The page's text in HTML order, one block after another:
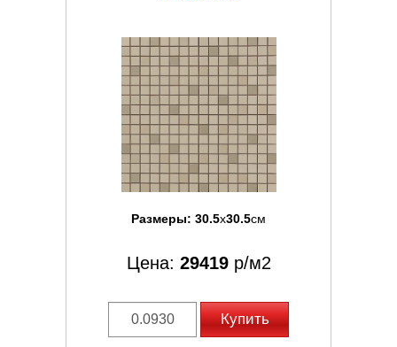
Размеры: 30.5x30.5см
Цена: 29419р/м2
Купить